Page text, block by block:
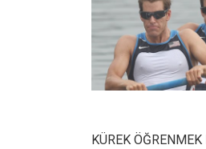
KÜREK